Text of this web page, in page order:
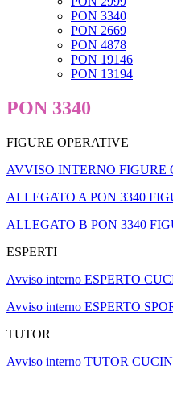
PON 3340
PON 2669
PON 4878
PON 19146
PON 13194
PON 3340
FIGURE OPERATIVE
AVVISO INTERNO FIGURE
ALLEGATO A PON 3340
ALLEGATO B PON 3340
ESPERTI
Avviso interno ESPERTO
Avviso interno ESPERTO
TUTOR
Avviso interno TUTOR